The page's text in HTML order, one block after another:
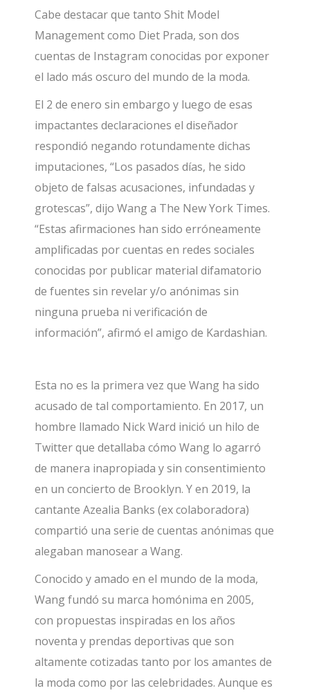
Cabe destacar que tanto Shit Model
Management como Diet Prada, son dos
cuentas de Instagram conocidas por exponer
el lado más oscuro del mundo de la moda.
El 2 de enero sin embargo y luego de esas
impactantes declaraciones el diseñador
respondió negando rotundamente dichas
imputaciones, “Los pasados días, he sido
objeto de falsas acusaciones, infundadas y
grotescas”, dijo Wang a The New York Times.
“Estas afirmaciones han sido erróneamente
amplificadas por cuentas en redes sociales
conocidas por publicar material difamatorio
de fuentes sin revelar y/o anónimas sin
ninguna prueba ni verificación de
información”, afirmó el amigo de Kardashian.
Esta no es la primera vez que Wang ha sido
acusado de tal comportamiento. En 2017, un
hombre llamado Nick Ward inició un hilo de
Twitter que detallaba cómo Wang lo agarró
de manera inapropiada y sin consentimiento
en un concierto de Brooklyn. Y en 2019, la
cantante Azealia Banks (ex colaboradora)
compartió una serie de cuentas anónimas que
alegaban manosear a Wang.
Conocido y amado en el mundo de la moda,
Wang fundó su marca homónima en 2005,
con propuestas inspiradas en los años
noventa y prendas deportivas que son
altamente cotizadas tanto por los amantes de
la moda como por las celebridades. Aunque es